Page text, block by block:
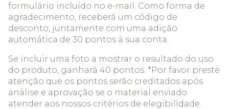
formulário incluído no e-mail. Como forma de
agradecimento, receberá um código de
desconto, juntamente com uma adição
automática de 30 pontos à sua conta.
Se incluir uma foto a mostrar o resultado do uso
do produto, ganhará 40 pontos. *Por favor preste
atenção que os pontos serão creditados após
análise e aprovação se o material enviado
atender aos nossos critérios de elegibilidade.